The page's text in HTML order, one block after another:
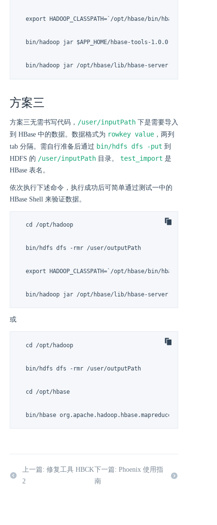
  export HADOOP_CLASSPATH=`/opt/hbase/bin/hbase classpath`
bin/hadoop jar $APP_HOME/hbase-tools-1.0.0.jar
bin/hadoop jar /opt/hbase/lib/hbase-server-
方案三
方案三无需书写代码， /user/inputPath 下是需要导入
到 HBase 中的数据。数据格式为 rowkey value ，两列
tab 分隔。需自行准备后通过 bin/hdfs dfs -put 到
HDFS 的 /user/inputPath 目录。 test_import 是
HBase 表名。
依次执行下述命令，执行成功后可简单通过测试一中的
HBase Shell 来验证数据。
  cd /opt/hadoop
  bin/hdfs dfs -rmr /user/outputPath
  export HADOOP_CLASSPATH=`/opt/hbase/bin/hbase classpath`
bin/hadoop jar /opt/hbase/lib/hbase-server-
或
  cd /opt/hadoop
  bin/hdfs dfs -rmr /user/outputPath
  cd /opt/hbase
bin/hbase org.apache.hadoop.hbase.mapreduce.ImportTsv
上一篇: 修复工具 HBCK
2
下一篇: Phoenix 使用指
南